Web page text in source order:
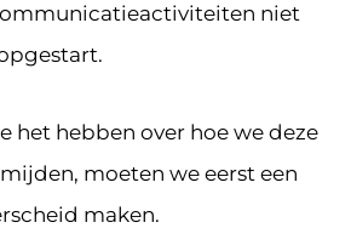
niet
het hebben over hoe we deze
moeten we eerst een
maken.